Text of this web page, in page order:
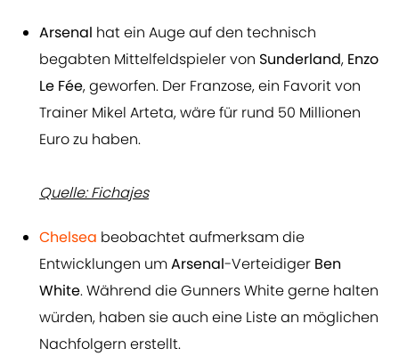
Arsenal hat ein Auge auf den technisch
begabten Mittelfeldspieler von Sunderland, Enzo
Le Fée, geworfen. Der Franzose, ein Favorit von
Trainer Mikel Arteta, wäre für rund 50 Millionen
Euro zu haben.
Quelle: Fichajes
Chelsea beobachtet aufmerksam die
Entwicklungen umArsenal-Verteidiger Ben
White. Während die Gunners White gerne halten
würden, haben sie auch eine Liste an möglichen
Nachfolgern erstellt.